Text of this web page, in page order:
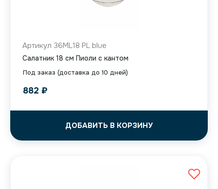
Под заказ (доставка до 10 дней)
Артикул 36ML18 PL blue
Салатник 18 см Пиоли с кантом
882 ₽
ДОБАВИТЬ В КОРЗИНУ